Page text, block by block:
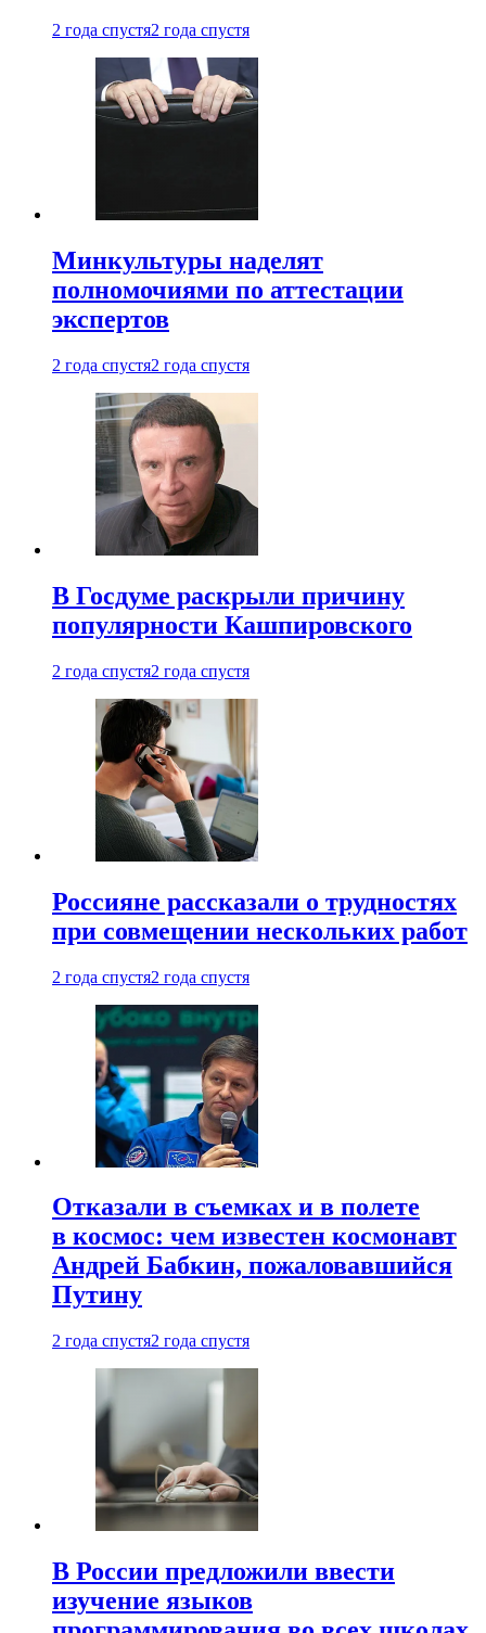
2 года спустя2 года спустя
Минкультуры наделят
полномочиями по аттестации
экспертов
2 года спустя2 года спустя
В Госдуме раскрыли причину
популярности Кашпировского
2 года спустя2 года спустя
Россияне рассказали о трудностях
при совмещении нескольких работ
2 года спустя2 года спустя
Отказали в съемках и в полете
в космос: чем известен космонавт
Андрей Бабкин, пожаловавшийся
Путину
2 года спустя2 года спустя
В России предложили ввести
изучение языков